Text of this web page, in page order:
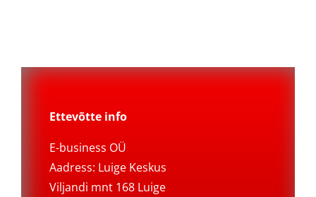
Ettevõtte info
E-business OÜ
Aadress: Luige Keskus
Viljandi mnt 168 Luige